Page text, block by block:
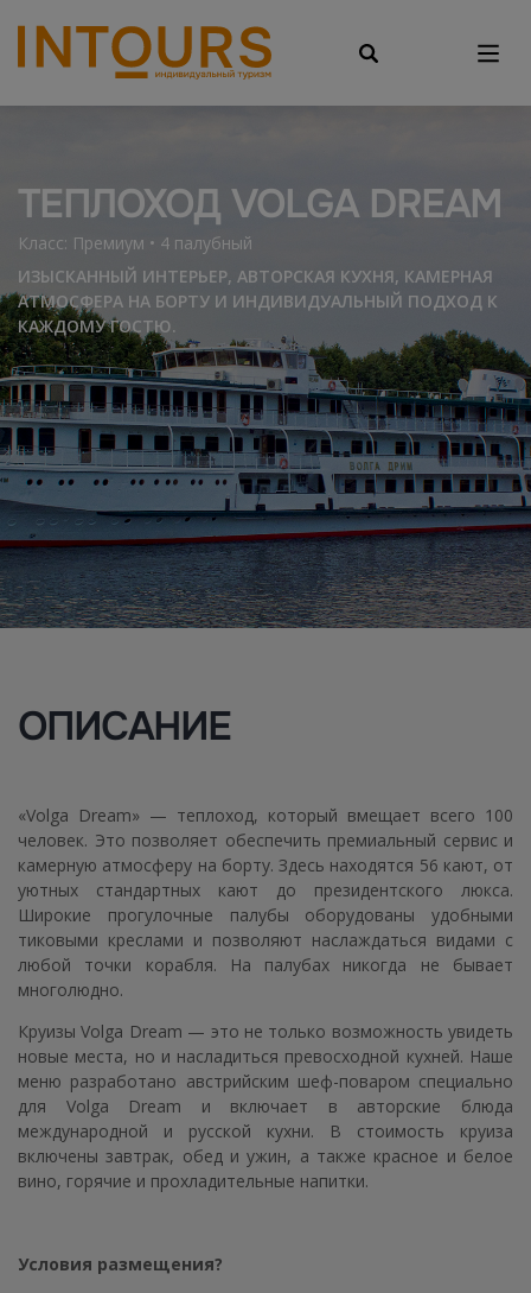
ТЕПЛОХОД VOLGA DREAM
Класс: Премиум • 4 палубный
ИЗЫСКАННЫЙ ИНТЕРЬЕР, АВТОРСКАЯ КУХНЯ, КАМЕРНАЯ
АТМОСФЕРА НА БОРТУ И ИНДИВИДУАЛЬНЫЙ ПОДХОД К
КАЖДОМУ ГОСТЮ.
ОПИСАНИЕ
«Volga Dream» — теплоход, который вмещает всего 100
человек. Это позволяет обеспечить премиальный сервис и
камерную атмосферу на борту. Здесь находятся 56 кают, от
уютных стандартных кают до президентского люкса.
Широкие прогулочные палубы оборудованы удобными
тиковыми креслами и позволяют наслаждаться видами с
любой точки корабля. На палубах никогда не бывает
многолюдно.
Круизы Volga Dream — это не только возможность увидеть
новые места, но и насладиться превосходной кухней. Наше
меню разработано австрийским шеф-поваром специально
для Volga Dream и включает в авторские блюда
международной и русской кухни. В стоимость круиза
включены завтрак, обед и ужин, а также красное и белое
вино, горячие и прохладительные напитки.
Условия размещения?